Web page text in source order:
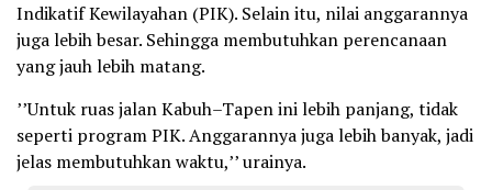
Indikatif Kewilayahan (PIK). Selain itu, nilai anggarannya
juga lebih besar. Sehingga membutuhkan perencanaan
yang jauh lebih matang.
’’Untuk ruas jalan Kabuh–Tapen ini lebih panjang, tidak
seperti program PIK. Anggarannya juga lebih banyak, jadi
jelas membutuhkan waktu,’’ urainya.